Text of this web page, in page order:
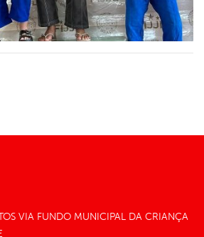
VIA FUNDO MUNICIPAL DA CRIANÇA